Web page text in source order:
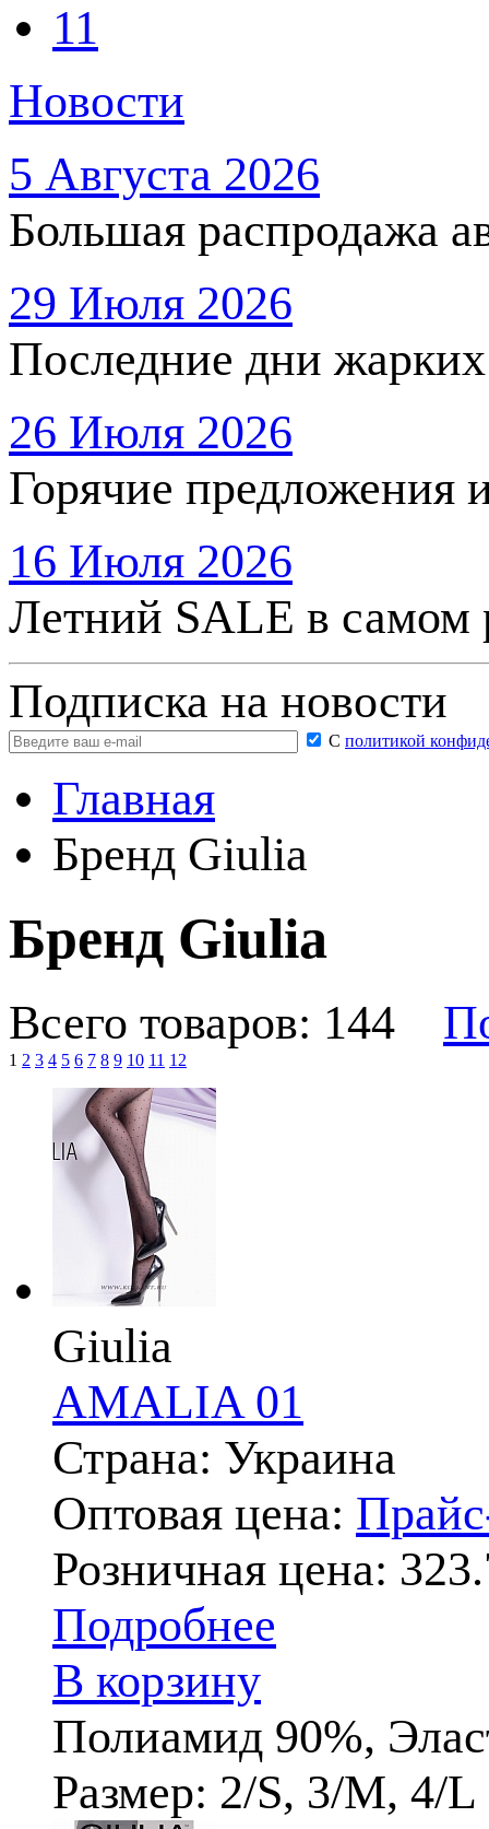
11
Новости
5 Августа 2026
Большая распродажа
29 Июля 2026
Последние дни
26 Июля 2026
Горячие предложения
16 Июля 2026
Летний SALE в самом
Подписка на новости
С политикой
Главная
Бренд Giulia
Бренд Giulia
Всего товаров: 144
1 2 3 4 5 6 7 8 9 10 11 12
Giulia
AMALIA 01
Страна: Украина
Оптовая цена:
Розничная цена:
Подробнее
В корзину
Полиамид 90%,
Размер: 2/S, 3/M, 4/L